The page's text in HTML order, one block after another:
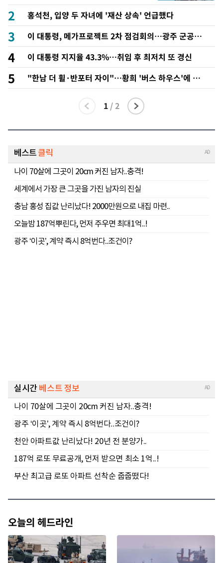
2 홍석천, 입양 두 자녀에 '재산 상속' 언급했다
3
이 대통령, 메가프로젝트 2차 점검회의…광주 군공항
이전·주 52시간 예외 등 논의
4 이 대통령 지지율 43.3%…취임 후 최저치 또 경신
5
"한남 더 휠·반포터 자이"…황희 '버스 하우스'에 쏟
아진 AI 조롱 밈
1 /2
오늘의 헤드라인